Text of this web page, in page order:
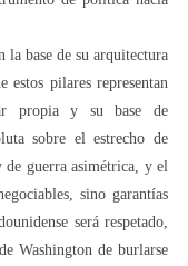
la base de su arquitectura
estos pilares representan
propia y su base de
sobre el estrecho de
de guerra asimétrica, y el
sino garantías
será respetado,
Washington de burlarse